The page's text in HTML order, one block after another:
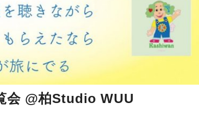
会 @柏Studio WUU